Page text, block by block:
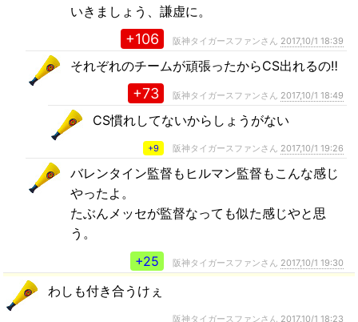
いきましょう、謙虚に。
+106 阪神タイガースファンさん 2017,10/1 18:39
それぞれのチームが頑張ったからCS出れるの‼
+73 阪神タイガースファンさん 2017,10/1 18:49
CS慣れしてないからしょうがない
+9 阪神タイガースファンさん 2017,10/1 19:26
バレンタイン監督もヒルマン監督もこんな感じ
やったよ。
たぶんメッセが監督なっても似た感じやと思
う。
+25
阪神タイガースファンさん 2017,10/1 19:30
わしも付き合うけぇ
阪神タイガースファンさん 2017,10/1 18:23